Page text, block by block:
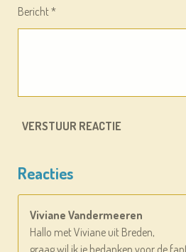
Bericht *
VERSTUUR REACTIE
Reacties
Viviane Vandermeeren
Hallo met Viviane uit Breden,
graag wil ik je bedanken voor de